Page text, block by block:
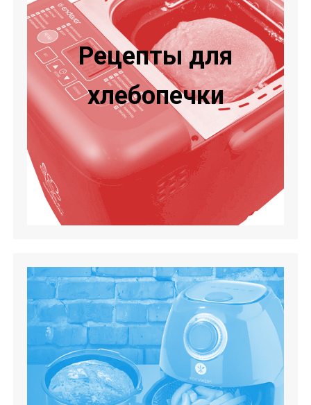
Рецепты для
хлебопечки